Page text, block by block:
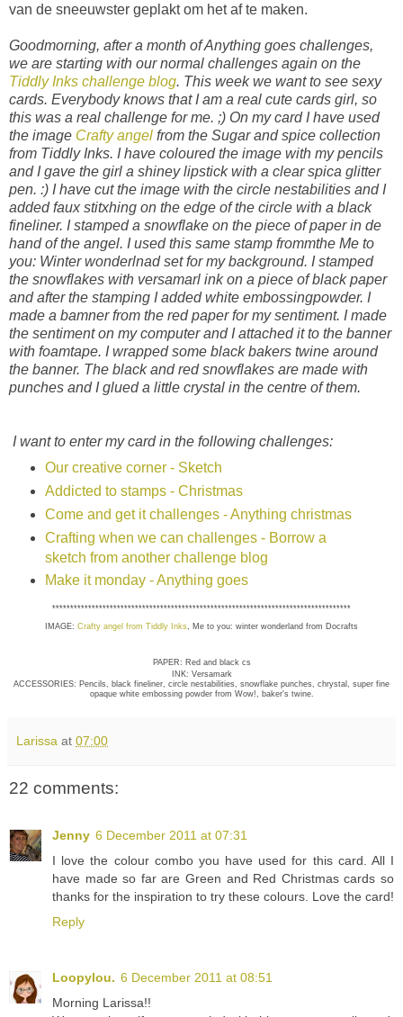
van de sneeuwster geplakt om het af te maken.
Goodmorning, after a month of Anything goes challenges,
we are starting with our normal challenges again on the
Tiddly Inks challenge blog. This week we want to see sexy
cards. Everybody knows that I am a real cute cards girl, so
this was a real challenge for me. ;) On my card I have used
the image Crafty angel from the Sugar and spice collection
from Tiddly Inks. I have coloured the image with my pencils
and I gave the girl a shiney lipstick with a clear spica glitter
pen. :) I have cut the image with the circle nestabilities and I
added faux stitxhing on the edge of the circle with a black
fineliner. I stamped a snowflake on the piece of paper in de
hand of the angel. I used this same stamp frommthe Me to
you: Winter wonderlnad set for my background. I stamped
the snowflakes with versamarl ink on a piece of black paper
and after the stamping I added white embossingpowder. I
made a bamner from the red paper for my sentiment. I made
the sentiment on my computer and I attached it to the banner
with foamtape. I wrapped some black bakers twine around
the banner. The black and red snowflakes are made with
punches and I glued a little crystal in the centre of them.
I want to enter my card in the following challenges:
Our creative corner - Sketch
Addicted to stamps - Christmas
Come and get it challenges - Anything christmas
Crafting when we can challenges - Borrow a
sketch from another challenge blog
Make it monday - Anything goes
***********************************************************************************
IMAGE: Crafty angel from Tiddly Inks, Me to you: winter wonderland from Docrafts
PAPER: Red and black cs
INK: Versamark
ACCESSORIES: Pencils, black fineliner, circle nestabilities, snowflake punches, chrystal, super fine
opaque white embossing powder from Wow!, baker's twine.
Larissa at 07:00
22 comments:
Jenny 6 December 2011 at 07:31
I love the colour combo you have used for this card. All I
have made so far are Green and Red Christmas cards so
thanks for the inspiration to try these colours. Love the card!
Reply
Loopylou. 6 December 2011 at 08:51
Morning Larissa!!